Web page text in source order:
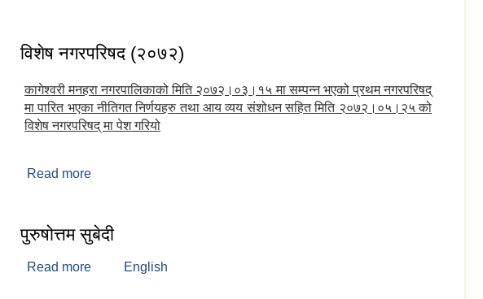
विशेष नगरपरिषद (२०७२)
कागेश्वरी मनहरा नगरपालिकाको मिति २०७२।०३।१५ मा सम्पन्न भएको प्रथम नगरपरिषद्
मा पारित भएका नीतिगत निर्णयहरु तथा आय व्यय संशोधन सहित मिति २०७२।०५।२५ को
विशेष नगरपरिषद् मा पेश गरियो
Read more
पुरुषोत्तम सुबेदी
Read more about पुरुषोत्तम सुबेदी
English